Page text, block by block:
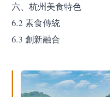
六、杭州美食特色
6.2 素食傳統
6.3 創新融合